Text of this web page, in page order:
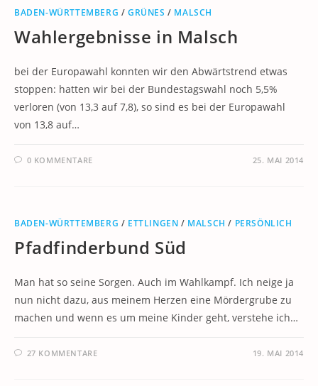
BADEN-WÜRTTEMBERG /GRÜNES / MALSCH
Wahlergebnisse in Malsch
bei der Europawahl konnten wir den Abwärtstrend etwas
stoppen: hatten wir bei der Bundestagswahl noch 5,5%
verloren (von 13,3 auf 7,8), so sind es bei der Europawahl
von 13,8 auf…
0 KOMMENTARE 25. MAI 2014
BADEN-WÜRTTEMBERG / ETTLINGEN / MALSCH / PERSÖNLICH
Pfadfinderbund Süd
Man hat so seine Sorgen. Auch im Wahlkampf. Ich neige ja
nun nicht dazu, aus meinem Herzen eine Mördergrube zu
machen und wenn es um meine Kinder geht, verstehe ich…
27 KOMMENTARE 19. MAI 2014